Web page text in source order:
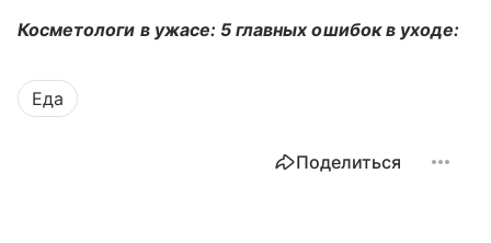
Косметологи в ужасе: 5 главных ошибок в уходе:
Еда
Поделиться